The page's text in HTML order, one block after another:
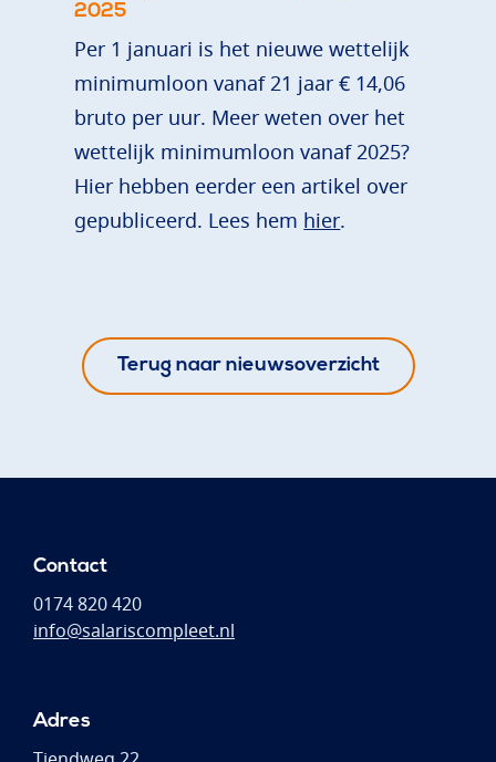
2025
Per 1 januari is het nieuwe wettelijk
minimumloon vanaf 21 jaar € 14,06
bruto per uur. Meer weten over het
wettelijk minimumloon vanaf 2025?
Hier hebben eerder een artikel over
gepubliceerd. Lees hem hier.
Terug naar nieuwsoverzicht
Contact
0174 820 420
info@salariscompleet.nl
Adres